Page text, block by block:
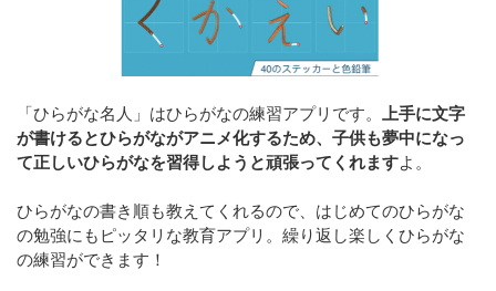
「ひらがな名人」はひらがなの練習アプリです。 上手に文字
が書けるとひらがながアニメ化するため、子供も夢中になっ
て正しいひらがなを習得しようと頑張ってくれますよ。
ひらがなの書き順も教えてくれるので、はじめてのひらがな
の勉強にもピッタリな教育アプリ。繰り返し楽しくひらがな
の練習ができます！